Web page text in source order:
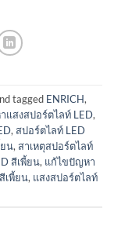
tagged ENRICH,
แสงสปอร์ตไลท์ LED,
, สปอร์ตไลท์ LED
น, สาเหตุสปอร์ตไลท์
สีเพี้ยน, แก้ไขปัญหา
เพี้ยน, แสงสปอร์ตไลท์